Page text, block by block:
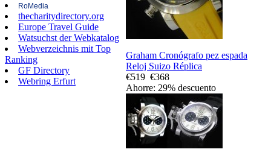
RoMedia
thecharitydirectory.org
Europe Travel Guide
Watsuchst der Webkatalog
Webverzeichnis mit Top
Ranking
GF Directory
Webring Erfurt
Graham Cronógrafo pez espada
Reloj Suizo Réplica
€519 €368
Ahorre: 29% descuento